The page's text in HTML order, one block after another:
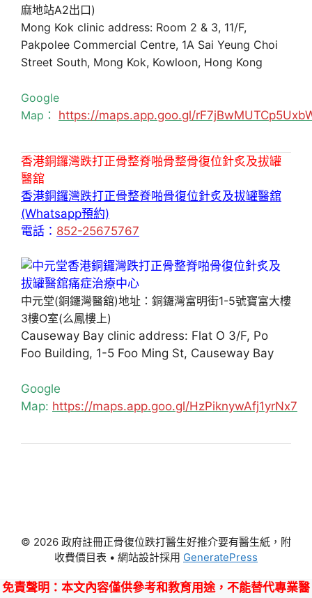
麻地站A2出口)
Mong Kok clinic address: Room 2 & 3, 11/F,
Pakpolee Commercial Centre, 1A Sai Yeung Choi
Street South, Mong Kok, Kowloon, Hong Kong
Google
Map： https://maps.app.goo.gl/
香港銅鑼灣跌打正骨整脊啪骨整骨復位針炙及拔罐
醫舘
香港銅鑼灣跌打正骨整脊啪骨復位針炙及拔罐醫舘
(Whatsapp預約)
電話： 852-25675767
中元堂(銅鑼灣醫舘)地址：銅鑼灣富明街1-5號寶富大樓
3樓O室(么鳳樓上)
Causeway Bay clinic address: Flat O 3/F, Po
Foo Building, 1-5 Foo Ming St, Causeway Bay
Google
Map: https://maps.app.goo.gl/HzPiknywAfj1yrNx7
© 2026 政府註冊正骨復位跌打醫生好推介要有醫生紙，附
收費價目表 • 網站設計採用 GeneratePress
免責聲明 ：本文內容僅供參考和教育用途，不能替代專業醫